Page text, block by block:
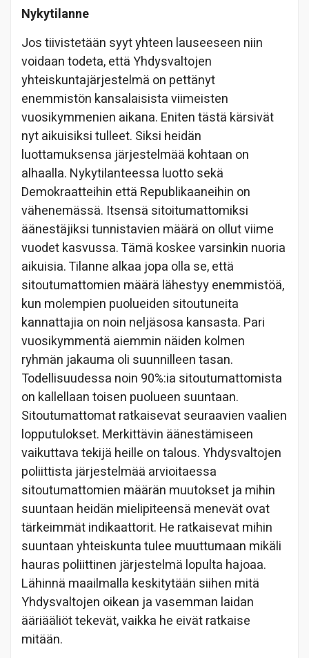
Nykytilanne
Jos tiivistetään syyt yhteen lauseeseen niin
voidaan todeta, että Yhdysvaltojen
yhteiskuntajärjestelmä on pettänyt
enemmistön kansalaisista viimeisten
vuosikymmenien aikana. Eniten tästä kärsivät
nyt aikuisiksi tulleet. Siksi heidän
luottamuksensa järjestelmää kohtaan on
alhaalla. Nykytilanteessa luotto sekä
Demokraatteihin että Republikaaneihin on
vähenemässä. Itsensä sitoitumattomiksi
äänestäjiksi tunnistavien määrä on ollut viime
vuodet kasvussa. Tämä koskee varsinkin nuoria
aikuisia. Tilanne alkaa jopa olla se, että
sitoutumattomien määrä lähestyy enemmistöä,
kun molempien puolueiden sitoutuneita
kannattajia on noin neljäsosa kansasta. Pari
vuosikymmentä aiemmin näiden kolmen
ryhmän jakauma oli suunnilleen tasan.
Todellisuudessa noin 90%:ia sitoutumattomista
on kallellaan toisen puolueen suuntaan.
Sitoutumattomat ratkaisevat seuraavien vaalien
lopputulokset. Merkittävin äänestämiseen
vaikuttava tekijä heille on talous. Yhdysvaltojen
poliittista järjestelmää arvioitaessa
sitoutumattomien määrän muutokset ja mihin
suuntaan heidän mielipiteensä menevät ovat
tärkeimmät indikaattorit. He ratkaisevat mihin
suuntaan yhteiskunta tulee muuttumaan mikäli
hauras poliittinen järjestelmä lopulta hajoaa.
Lähinnä maailmalla keskitytään siihen mitä
Yhdysvaltojen oikean ja vasemman laidan
ääriääliöt tekevät, vaikka he eivät ratkaise
mitään.